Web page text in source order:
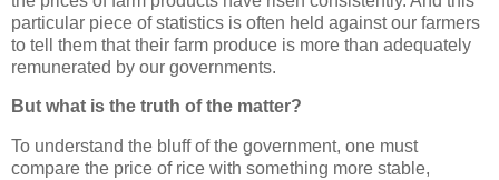
particular piece of statistics is often held against our farmers
to tell them that their farm produce is more than adequately
remunerated by our governments.
But what is the truth of the matter?
To understand the bluff of the government, one must
compare the price of rice with something more stable,